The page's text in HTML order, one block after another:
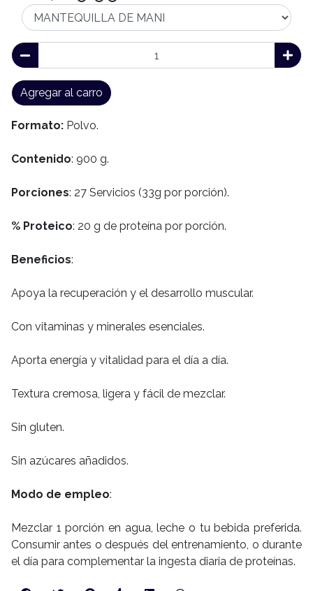
Agregar al carro
Formato: Polvo.
Contenido: 900 g.
Porciones: 27 Servicios (33g por porción).
% Proteico: 20 g de proteína por porción.
Beneficios:
Apoya la recuperación y el desarrollo muscular.
Con vitaminas y minerales esenciales.
Aporta energía y vitalidad para el día a día.
Textura cremosa, ligera y fácil de mezclar.
Sin gluten.
Sin azúcares añadidos.
Modo de empleo:
Mezclar 1 porción en agua, leche o tu bebida preferida.
Consumir antes o después del entrenamiento, o durante
el día para complementar la ingesta diaria de proteínas.